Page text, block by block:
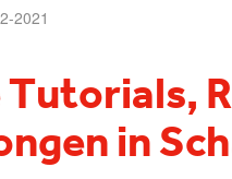
2021
in